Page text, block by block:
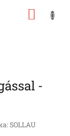
-
SOLLAU